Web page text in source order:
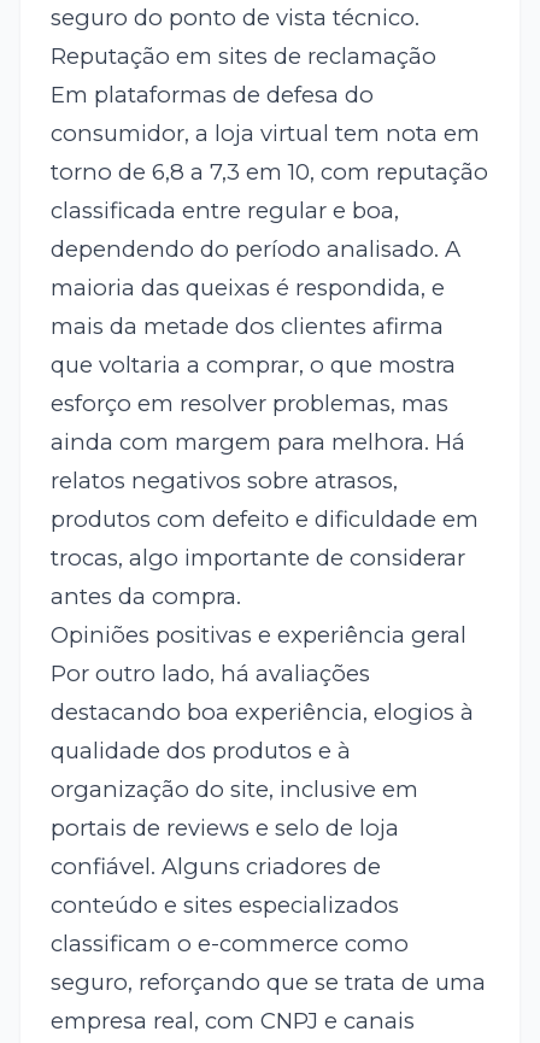
seguro do ponto de vista técnico.
Reputação em sites de reclamação
Em plataformas de defesa do
consumidor, a loja virtual tem nota em
torno de 6,8 a 7,3 em 10, com reputação
classificada entre regular e boa,
dependendo do período analisado. A
maioria das queixas é respondida, e
mais da metade dos clientes afirma
que voltaria a comprar, o que mostra
esforço em resolver problemas, mas
ainda com margem para melhora. Há
relatos negativos sobre atrasos,
produtos com defeito e dificuldade em
trocas, algo importante de considerar
antes da compra.
Opiniões positivas e experiência geral
Por outro lado, há avaliações
destacando boa experiência, elogios à
qualidade dos produtos e à
organização do site, inclusive em
portais de reviews e selo de loja
confiável. Alguns criadores de
conteúdo e sites especializados
classificam o e-commerce como
seguro, reforçando que se trata de uma
empresa real, com CNPJ e canais